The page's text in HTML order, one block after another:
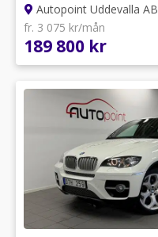
Autopoint Uddevalla AB
fr. 3 075 kr/mån
189 800 kr